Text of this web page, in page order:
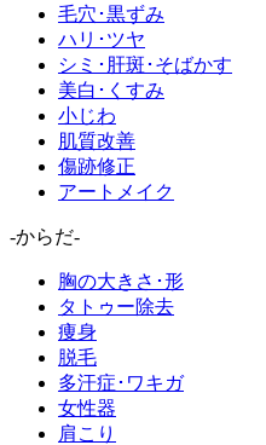
毛穴･黒ずみ
ハリ･ツヤ
シミ･肝斑･そばかす
美白･くすみ
小じわ
肌質改善
傷跡修正
アートメイク
-からだ-
胸の大きさ･形
タトゥー除去
痩身
脱毛
多汗症･ワキガ
女性器
肩こり